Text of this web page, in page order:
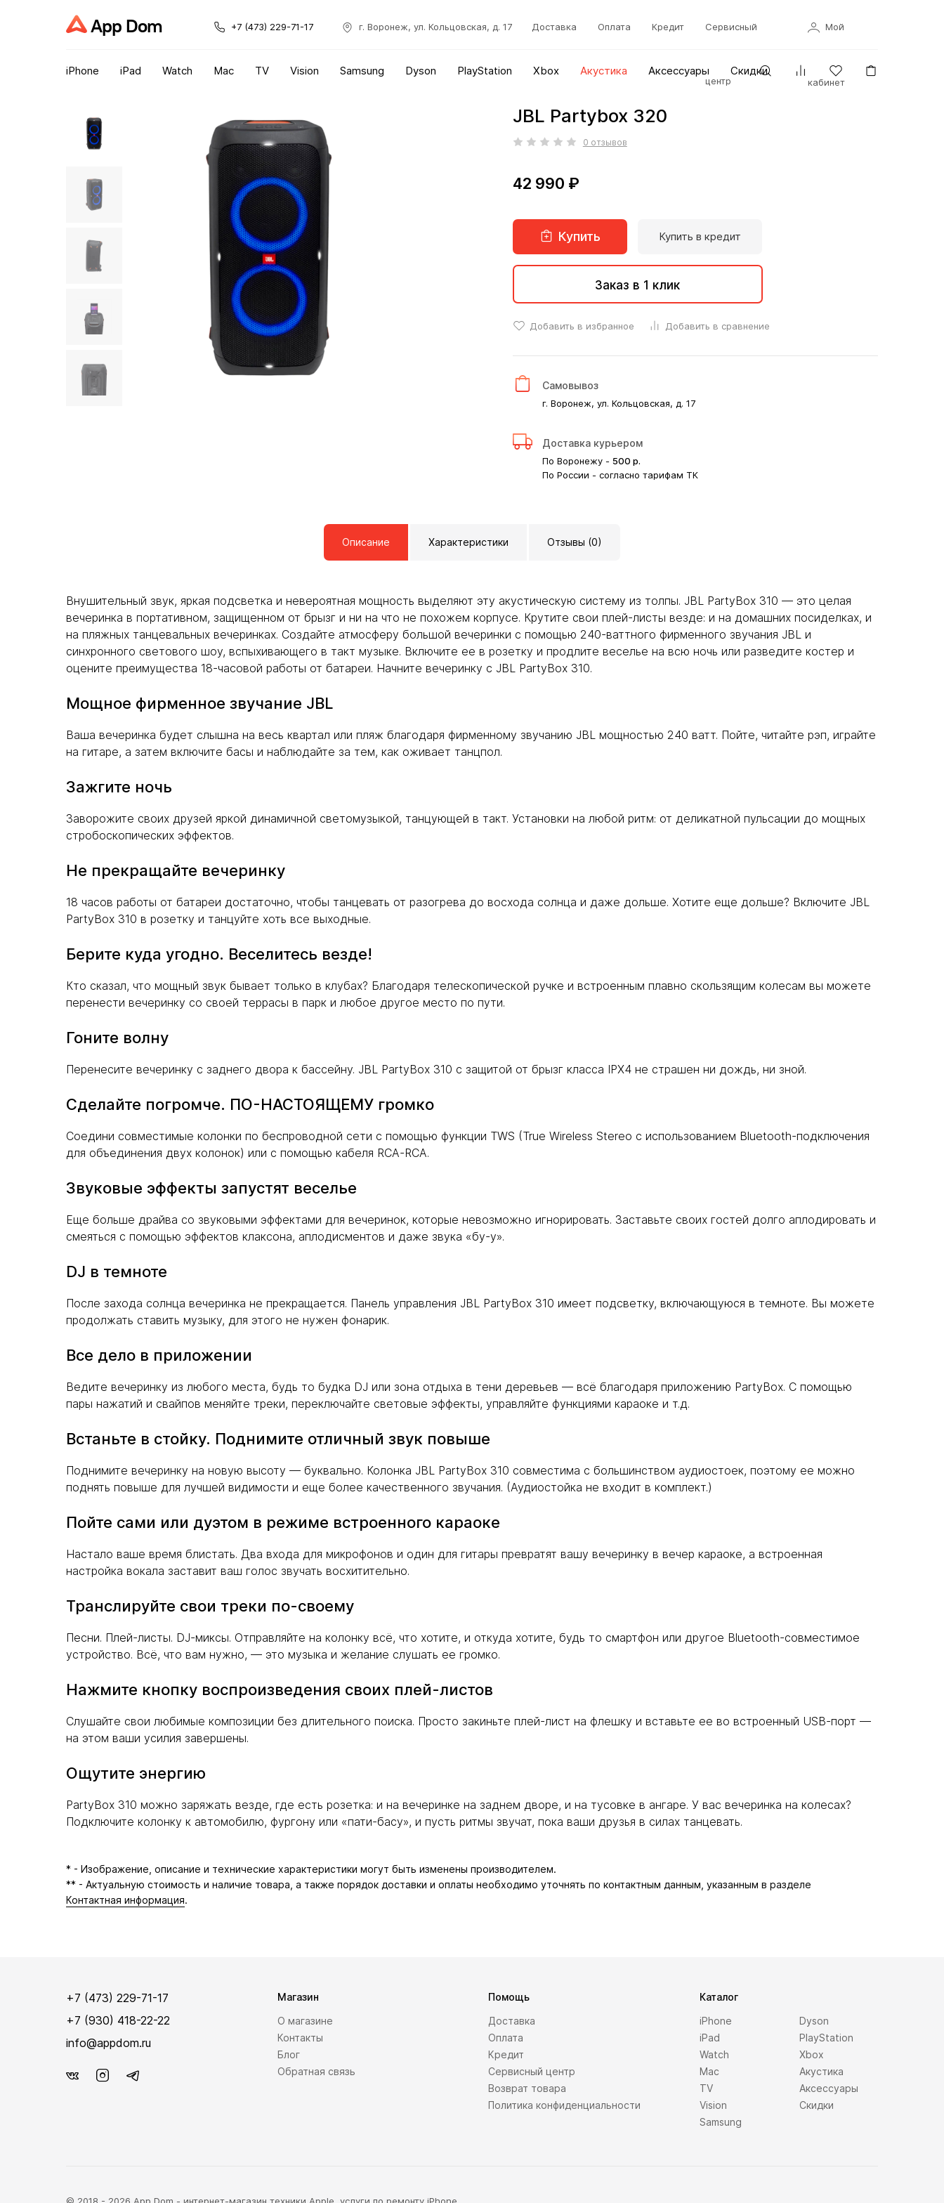
App Dom +7 (473) 229-71-17 г. Воронеж, ул. Кольцовская, д. 17 Доставка Оплата Кредит Сервисный
центр
Мой
кабинет
iPhone iPad Watch Mac TV Vision Samsung Dyson PlayStation Xbox Акустика Аксессуары Скидки
JBL Partybox 320
0 отзывов
42 990 ₽
Купить Купить в кредит
Заказ в 1 клик
Добавить в избранное Добавить в сравнение
Самовывоз
г. Воронеж, ул. Кольцовская, д. 17
Доставка курьером
По Воронежу - 500 р.
По России - согласно тарифам ТК
Описание Характеристики Отзывы (0)
Внушительный звук, яркая подсветка и невероятная мощность выделяют эту акустическую систему из толпы. JBL PartyBox 310 — это целая
вечеринка в портативном, защищенном от брызг и ни на что не похожем корпусе. Крутите свои плей-листы везде: и на домашних посиделках, и
на пляжных танцевальных вечеринках. Создайте атмосферу большой вечеринки с помощью 240-ваттного фирменного звучания JBL и
синхронного светового шоу, вспыхивающего в такт музыке. Включите ее в розетку и продлите веселье на всю ночь или разведите костер и
оцените преимущества 18-часовой работы от батареи. Начните вечеринку с JBL PartyBox 310.
Мощное фирменное звучание JBL
Ваша вечеринка будет слышна на весь квартал или пляж благодаря фирменному звучанию JBL мощностью 240 ватт. Пойте, читайте рэп, играйте
на гитаре, а затем включите басы и наблюдайте за тем, как оживает танцпол.
Зажгите ночь
Заворожите своих друзей яркой динамичной светомузыкой, танцующей в такт. Установки на любой ритм: от деликатной пульсации до мощных
стробоскопических эффектов.
Не прекращайте вечеринку
18 часов работы от батареи достаточно, чтобы танцевать от разогрева до восхода солнца и даже дольше. Хотите еще дольше? Включите JBL
PartyBox 310 в розетку и танцуйте хоть все выходные.
Берите куда угодно. Веселитесь везде!
Кто сказал, что мощный звук бывает только в клубах? Благодаря телескопической ручке и встроенным плавно скользящим колесам вы можете
перенести вечеринку со своей террасы в парк и любое другое место по пути.
Гоните волну
Перенесите вечеринку с заднего двора к бассейну. JBL PartyBox 310 с защитой от брызг класса IPX4 не страшен ни дождь, ни зной.
Сделайте погромче. ПО-НАСТОЯЩЕМУ громко
Соедини совместимые колонки по беспроводной сети с помощью функции TWS (True Wireless Stereo с использованием Bluetooth-подключения
для объединения двух колонок) или с помощью кабеля RCA-RCA.
Звуковые эффекты запустят веселье
Еще больше драйва со звуковыми эффектами для вечеринок, которые невозможно игнорировать. Заставьте своих гостей долго аплодировать и
смеяться с помощью эффектов клаксона, аплодисментов и даже звука «бу-у».
DJ в темноте
После захода солнца вечеринка не прекращается. Панель управления JBL PartyBox 310 имеет подсветку, включающуюся в темноте. Вы можете
продолжать ставить музыку, для этого не нужен фонарик.
Все дело в приложении
Ведите вечеринку из любого места, будь то будка DJ или зона отдыха в тени деревьев — всё благодаря приложению PartyBox. С помощью
пары нажатий и свайпов меняйте треки, переключайте световые эффекты, управляйте функциями караоке и т.д.
Встаньте в стойку. Поднимите отличный звук повыше
Поднимите вечеринку на новую высоту — буквально. Колонка JBL PartyBox 310 совместима с большинством аудиостоек, поэтому ее можно
поднять повыше для лучшей видимости и еще более качественного звучания. (Аудиостойка не входит в комплект.)
Пойте сами или дуэтом в режиме встроенного караоке
Настало ваше время блистать. Два входа для микрофонов и один для гитары превратят вашу вечеринку в вечер караоке, а встроенная
настройка вокала заставит ваш голос звучать восхитительно.
Транслируйте свои треки по-своему
Песни. Плей-листы. DJ-миксы. Отправляйте на колонку всё, что хотите, и откуда хотите, будь то смартфон или другое Bluetooth-совместимое
устройство. Всё, что вам нужно, — это музыка и желание слушать ее громко.
Нажмите кнопку воспроизведения своих плей-листов
Слушайте свои любимые композиции без длительного поиска. Просто закиньте плей-лист на флешку и вставьте ее во встроенный USB-порт —
на этом ваши усилия завершены.
Ощутите энергию
PartyBox 310 можно заряжать везде, где есть розетка: и на вечеринке на заднем дворе, и на тусовке в ангаре. У вас вечеринка на колесах?
Подключите колонку к автомобилю, фургону или «пати-басу», и пусть ритмы звучат, пока ваши друзья в силах танцевать.
* - Изображение, описание и технические характеристики могут быть изменены производителем.
** - Актуальную стоимость и наличие товара, а также порядок доставки и оплаты необходимо уточнять по контактным данным, указанным в разделе
Контактная информация.
+7 (473) 229-71-17
+7 (930) 418-22-22
info@appdom.ru
Магазин
О магазине
Контакты
Блог
Обратная связь
Помощь
Доставка
Оплата
Кредит
Сервисный центр
Возврат товара
Политика конфиденциальности
Каталог
iPhone
iPad
Watch
Mac
TV
Vision
Samsung
Dyson
PlayStation
Xbox
Акустика
Аксессуары
Скидки